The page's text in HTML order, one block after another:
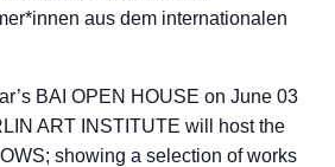
aus dem internationalen
BAI OPEN HOUSE on June 03
ART INSTITUTE will host the
showing a selection of works